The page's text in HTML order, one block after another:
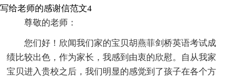
写给老师的感谢信范文4
尊敬的老师：
您们好！欣闻我们家的宝贝胡燕菲剑桥英语考试成
绩比较出色，作为家长，我感到由衷的欣慰。自从我家
宝贝进入贵校之后，我们明显的感觉到了孩子在各个方